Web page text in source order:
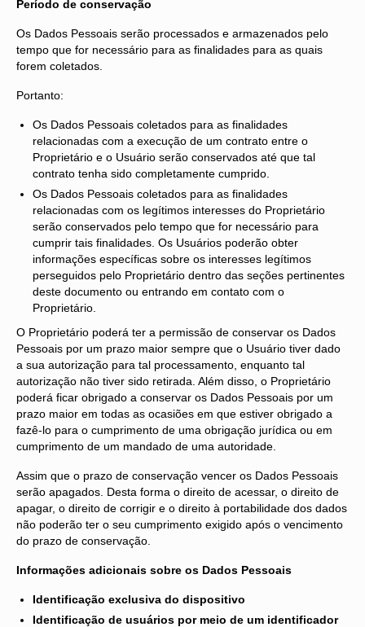
Período de conservação
Os Dados Pessoais serão processados e armazenados pelo
tempo que for necessário para as finalidades para as quais
forem coletados.
Portanto:
Os Dados Pessoais coletados para as finalidades
relacionadas com a execução de um contrato entre o
Proprietário e o Usuário serão conservados até que tal
contrato tenha sido completamente cumprido.
Os Dados Pessoais coletados para as finalidades
relacionadas com os legítimos interesses do Proprietário
serão conservados pelo tempo que for necessário para
cumprir tais finalidades. Os Usuários poderão obter
informações específicas sobre os interesses legítimos
perseguidos pelo Proprietário dentro das seções pertinentes
deste documento ou entrando em contato com o
Proprietário.
O Proprietário poderá ter a permissão de conservar os Dados
Pessoais por um prazo maior sempre que o Usuário tiver dado
a sua autorização para tal processamento, enquanto tal
autorização não tiver sido retirada. Além disso, o Proprietário
poderá ficar obrigado a conservar os Dados Pessoais por um
prazo maior em todas as ocasiões em que estiver obrigado a
fazê-lo para o cumprimento de uma obrigação jurídica ou em
cumprimento de um mandado de uma autoridade.
Assim que o prazo de conservação vencer os Dados Pessoais
serão apagados. Desta forma o direito de acessar, o direito de
apagar, o direito de corrigir e o direito à portabilidade dos dados
não poderão ter o seu cumprimento exigido após o vencimento
do prazo de conservação.
Informações adicionais sobre os Dados Pessoais
Identificação exclusiva do dispositivo
Identificação de usuários por meio de um identificador